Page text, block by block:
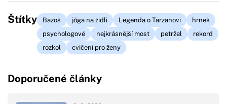
Štítky Bazoš jóga na židli Legenda o Tarzanovi
hrnek
psychologové
nejkrásnější most petržel
rekord
rozkol
cvičení pro ženy
Doporučené články